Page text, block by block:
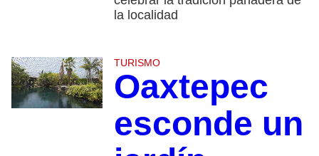
la localidad
TURISMO
Oaxtepec
esconde un